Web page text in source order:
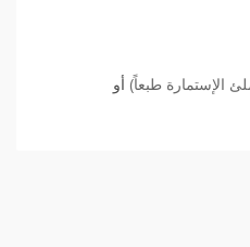
الإستمارة طبعاً) أو